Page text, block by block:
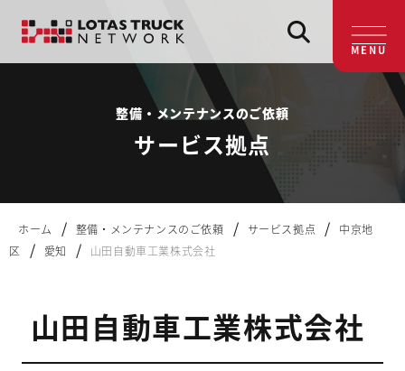
MENU
整備・メンテナンスのご依頼
サービス拠点
ホーム / 整備・メンテナンスのご依頼 / サービス拠点 /
中京地
区
/ 愛知 / 山田自動車工業株式会社
山田自動車工業株式会社